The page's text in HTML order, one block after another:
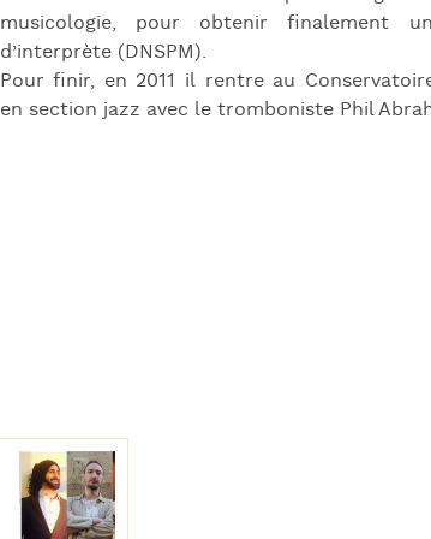
musicologie, pour obtenir finalement
d’interprète (DNSPM).
Pour finir, en 2011 il rentre au
en section jazz avec le tromboniste Phil